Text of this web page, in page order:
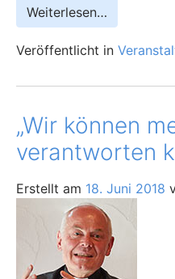
Weiterlesen…
Veröffentlicht in
„Wir können
verantworten
Erstellt am 18. Juni 2018